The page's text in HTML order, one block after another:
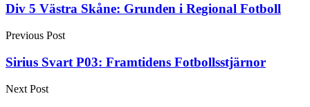
Post
navigation
Div 5 Västra Skåne: Grunden i Regional Fotboll
Previous Post
Sirius Svart P03: Framtidens Fotbollsstjärnor
Next Post